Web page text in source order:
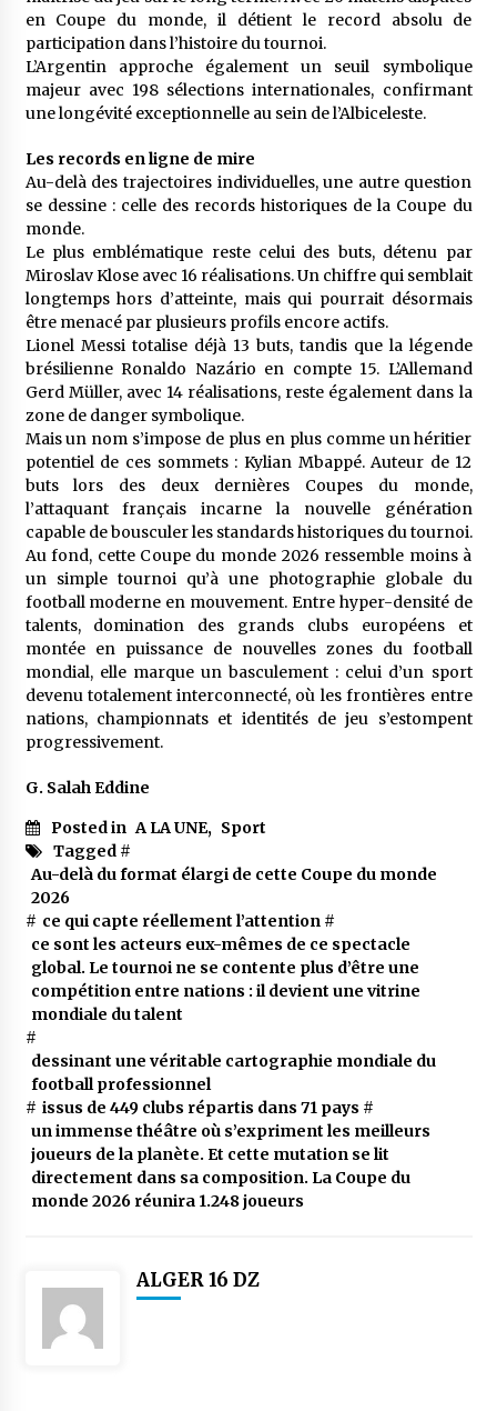
en Coupe du monde, il détient le record absolu de
participation dans l’histoire du tournoi.
L’Argentin approche également un seuil symbolique
majeur avec 198 sélections internationales, confirmant
une longévité exceptionnelle au sein de l’Albiceleste.
Les records en ligne de mire
Au-delà des trajectoires individuelles, une autre question
se dessine : celle des records historiques de la Coupe du
monde.
Le plus emblématique reste celui des buts, détenu par
Miroslav Klose avec 16 réalisations. Un chiffre qui semblait
longtemps hors d’atteinte, mais qui pourrait désormais
être menacé par plusieurs profils encore actifs.
Lionel Messi totalise déjà 13 buts, tandis que la légende
brésilienne Ronaldo Nazário en compte 15. L’Allemand
Gerd Müller, avec 14 réalisations, reste également dans la
zone de danger symbolique.
Mais un nom s’impose de plus en plus comme un héritier
potentiel de ces sommets : Kylian Mbappé. Auteur de 12
buts lors des deux dernières Coupes du monde,
l’attaquant français incarne la nouvelle génération
capable de bousculer les standards historiques du tournoi.
Au fond, cette Coupe du monde 2026 ressemble moins à
un simple tournoi qu’à une photographie globale du
football moderne en mouvement. Entre hyper-densité de
talents, domination des grands clubs européens et
montée en puissance de nouvelles zones du football
mondial, elle marque un basculement : celui d’un sport
devenu totalement interconnecté, où les frontières entre
nations, championnats et identités de jeu s’estompent
progressivement.
G. Salah Eddine
Posted in A LA UNE, Sport
Tagged #
Au-delà du format élargi de cette Coupe du monde
2026
# ce qui capte réellement l’attention#
ce sont les acteurs eux-mêmes de ce spectacle
global. Le tournoi ne se contente plus d’être une
compétition entre nations : il devient une vitrine
mondiale du talent
#
dessinant une véritable cartographie mondiale du
football professionnel
# issus de 449 clubs répartis dans 71 pays #
un immense théâtre où s’expriment les meilleurs
joueurs de la planète. Et cette mutation se lit
directement dans sa composition. La Coupe du
monde 2026 réunira 1.248 joueurs
ALGER 16 DZ